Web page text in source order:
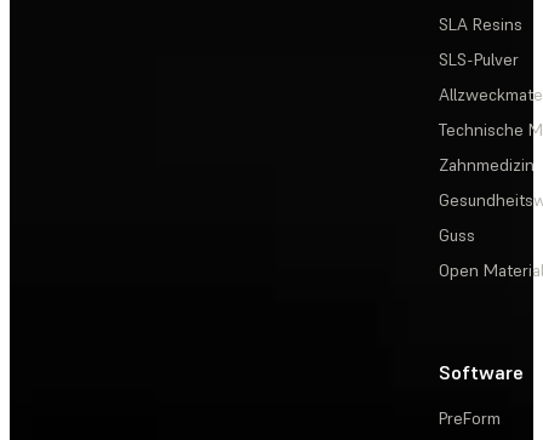
SLA Resins
SLS-Pulver
Technische
Zahnmedizin
Guss
Open
Software
PreForm